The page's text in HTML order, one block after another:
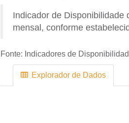
Indicador de Disponibilidade
mensal, conforme
Fonte: Indicadores de
Explorador de Dados